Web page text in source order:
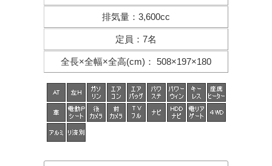
排気量 ： 3,600cc
定員 ： 7名
全長×全幅×全高(cm) ： 508×197×180